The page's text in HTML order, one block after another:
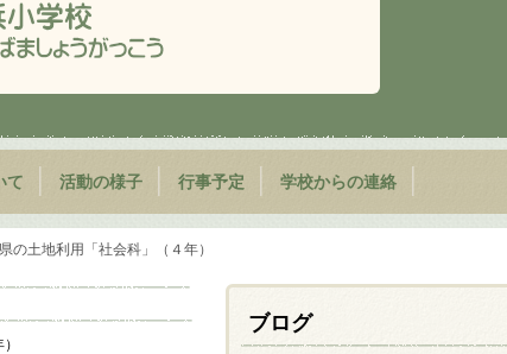
て 活動の様子 行事予定 学校からの連絡
の土地利用「社会科」（４年）
ブログ